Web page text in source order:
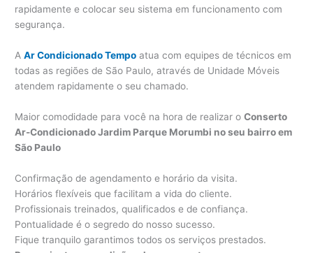
rapidamente e colocar seu sistema em funcionamento com
segurança.
AAr Condicionado Tempo atua com equipes de técnicos em
todas as regiões de São Paulo, através de Unidade Móveis
atendem rapidamente o seu chamado.
Maior comodidade para você na hora de realizar oConserto
Ar-Condicionado Jardim Parque Morumbi no seu bairro em
São Paulo
Confirmação de agendamento e horário da visita.
Horários flexíveis que facilitam a vida do cliente.
Profissionais treinados, qualificados e de confiança.
Pontualidade é o segredo do nosso sucesso.
Fique tranquilo garantimos todos os serviços prestados.